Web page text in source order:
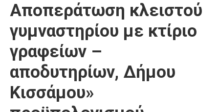
Αποπεράτωση κλειστού
γυμναστηρίου με κτίριο
γραφείων –
αποδυτηρίων, Δήμου
Κισσάμου»